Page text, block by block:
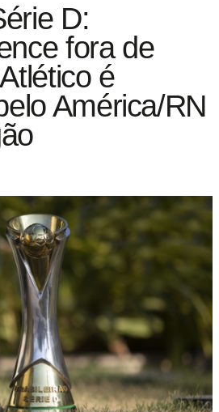
D:
fora de
é
América/RN